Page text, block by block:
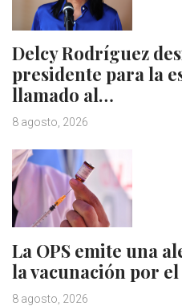
Delcy Rodríguez
presidente para la
llamado al…
8 agosto, 2026
La OPS emite una
la vacunación por
8 agosto, 2026